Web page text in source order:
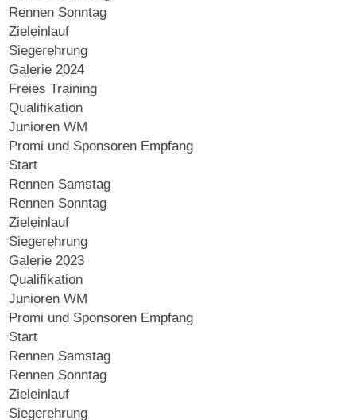
Rennen Sonntag
Zieleinlauf
Siegerehrung
Galerie 2024
Freies Training
Qualifikation
Junioren WM
Promi und Sponsoren Empfang
Start
Rennen Samstag
Rennen Sonntag
Zieleinlauf
Siegerehrung
Galerie 2023
Qualifikation
Junioren WM
Promi und Sponsoren Empfang
Start
Rennen Samstag
Rennen Sonntag
Zieleinlauf
Siegerehrung